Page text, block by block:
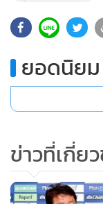
ขณะที่ โฮจิมินห์ ซิตี้
กลับได้น่ากลัวหลาย
ยอดนิยม
ข่าวที่เกี่ย